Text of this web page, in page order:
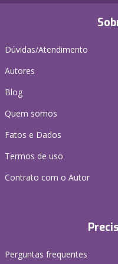
Dúvidas/Atendimento
Autores
Blog
Quem somos
Fatos e Dados
Termos de uso
Contrato com o Autor
Perguntas frequentes